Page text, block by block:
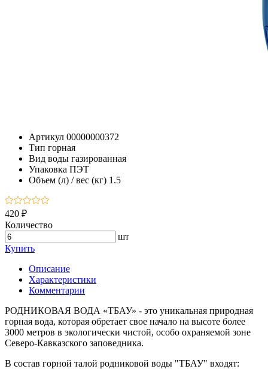
Артикул 00000000372
Тип горная
Вид воды газированная
Упаковка ПЭТ
Объем (л) / вес (кг) 1.5
420 ₽
Количество
шт
Купить
Описание
Характеристики
Комментарии
РОДНИКОВАЯ ВОДА «ТБАУ» - это уникальная природная
горная вода, которая обретает свое начало на высоте более
3000 метров в экологически чистой, особо охраняемой зоне
Северо-Кавказского заповедника.
В состав горной талой родниковой воды "ТБАУ" входят: